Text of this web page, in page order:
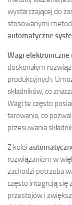
wystarczającej do
stosowanymi
automatyczne
Wagi elektroniczne
doskonałym
produkcyjnych.
składników, co
Wagi te często
tarowania, co
przesuwania
Z kolei
rozwiązaniem w
zachodzi potrzeba
często integrują się
przestojów i